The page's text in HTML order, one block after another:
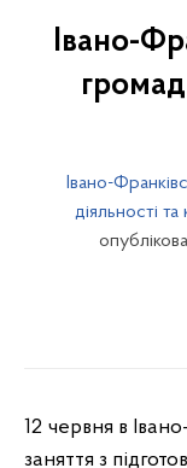
Івано-
Івано-
діяльності
12 червня в
заняття з